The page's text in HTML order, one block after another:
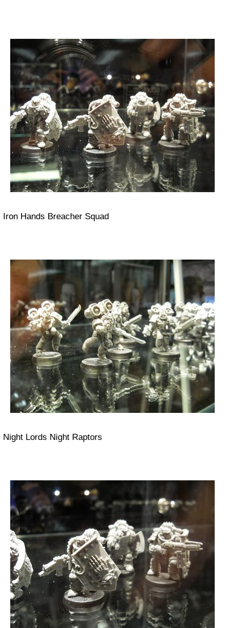
Iron Hands Breacher Squad
Night Lords Night Raptors